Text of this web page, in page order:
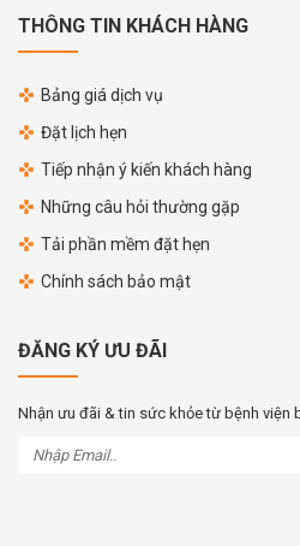
THÔNG TIN KHÁCH HÀNG
Bảng giá dịch vụ
Đặt lịch hẹn
Tiếp nhận ý kiến khách hàng
Những câu hỏi thường gặp
Tải phần mềm đặt hẹn
Chính sách bảo mật
ĐĂNG KÝ ƯU ĐÃI
Nhận ưu đãi & tin sức khỏe từ bệnh viện